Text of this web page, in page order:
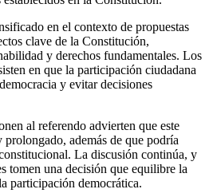
en el contexto de propuestas
clave de la Constitución,
y derechos fundamentales. Los
en que la participación ciudadana
y evitar decisiones
al referendo advierten que este
prolongado, además de que podría
La discusión continúa, y
tomen una decisión que equilibre la
participación democrática.